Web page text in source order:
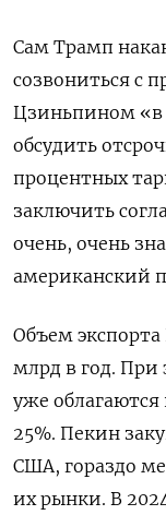
Сам Трамп
созвониться с
Цзиньпином «в
обсудить
процентных
заключить
очень, очень
американский
Объем
млрд в год. При
уже
25%. Пекин
США, гораздо
их рынки. В